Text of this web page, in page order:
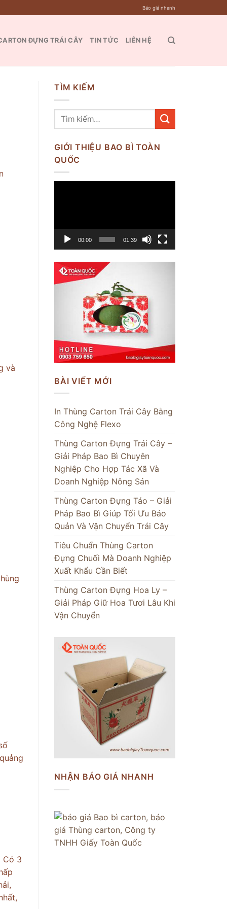
Báo giá nhanh
ĐỰNG TRÁI CÂY TIN TỨC LIÊN HỆ
và
Có 3
TÌM KIẾM
GIỚI THIỆU BAO BÌ TOÀN
QUỐC
00:00 01:39
BÀI VIẾT MỚI
In Thùng Carton Trái Cây Bằng
Công Nghệ Flexo
Thùng Carton Đựng Trái Cây –
Giải Pháp Bao Bì Chuyên
Nghiệp Cho Hợp Tác Xã Và
Doanh Nghiệp Nông Sản
Thùng Carton Đựng Táo – Giải
Pháp Bao Bì Giúp Tối Ưu Bảo
Quản Và Vận Chuyển Trái Cây
Tiêu Chuẩn Thùng Carton
Đựng Chuối Mà Doanh Nghiệp
Xuất Khẩu Cần Biết
Thùng Carton Đựng Hoa Ly –
Giải Pháp Giữ Hoa Tươi Lâu Khi
Vận Chuyển
NHẬN BÁO GIÁ NHANH